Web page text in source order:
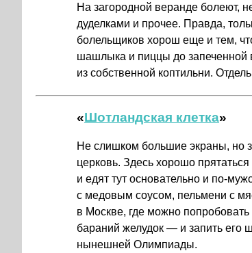
На загородной веранде болеют,
дуделками и прочее. Правда,
болельщиков хорош еще и тем,
шашлыка и пиццы до запеченной
из собственной коптильни.
«Шотландская клетка»
Не слишком большие экраны, но
церковь. Здесь хорошо
и едят тут основательно и по-
с медовым соусом, пельмени с
в Москве, где можно
бараний желудок — и запить его
нынешней Олимпиады.